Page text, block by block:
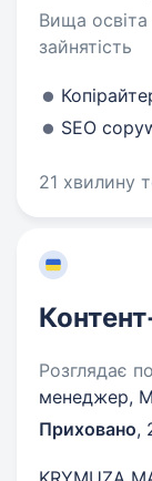
Вища освіта
зайнятість
SEO
21 хвилину
Розглядає
менеджер,
Приховано,